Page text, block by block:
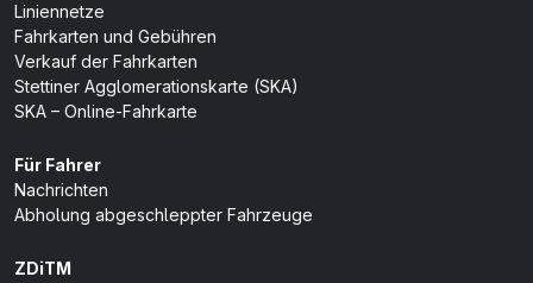
Liniennetze
Fahrkarten und Gebühren
Verkauf der Fahrkarten
Stettiner Agglomerationskarte (SKA)
SKA – Online-Fahrkarte
Für Fahrer
Nachrichten
Abholung abgeschleppter Fahrzeuge
ZDiTM